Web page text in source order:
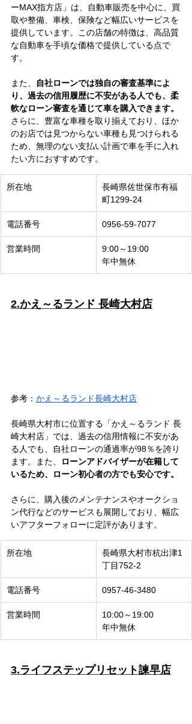
ーMAX指方店」は、自動車販売を中心に、買
取や整備、車検、保険など幅広いサービスを
提供しています。この店舗の特徴は、高品質
な自動車を手頃な価格で提供している点で
す。
また、
自社ローンでは独自の審査基準によ
り、過去の信用履歴に不安がある人でも、柔
軟なローン審査を通じて車を購入できます。
さらに、豊富な車種を取り揃えており、ほか
のお店では見つからない車種も見つけられる
ため、無理のない支払い計画で車を手に入れ
たい方におすすめです。
所在地 長崎県佐世保市有福
町1299-24
電話番号 0956-59-7077
営業時間
9:00～19:00
年中無休
2.かえ～るランド 長崎大村店
参考： かえ～るランド長崎大村店
長崎県大村市に位置する「かえ～るランド 長
崎大村店」では、過去の信用情報に不安があ
る人でも、自社ローンの通過率が98％を誇り
ます。また、
ローンアドバイザーが在籍して
いるため、ローン初心者の方でも安心です。
さらに、購入後のメンテナンスやオークショ
ン代行などのサービスも展開しており、幅広
いアフターフォローに定評があります。
所在地
長崎県大村市杭出津1
丁目752-2
電話番号 0957-46-3480
営業時間
10:00～19:00
年中無休
3.​ライフステップリセット諫早店